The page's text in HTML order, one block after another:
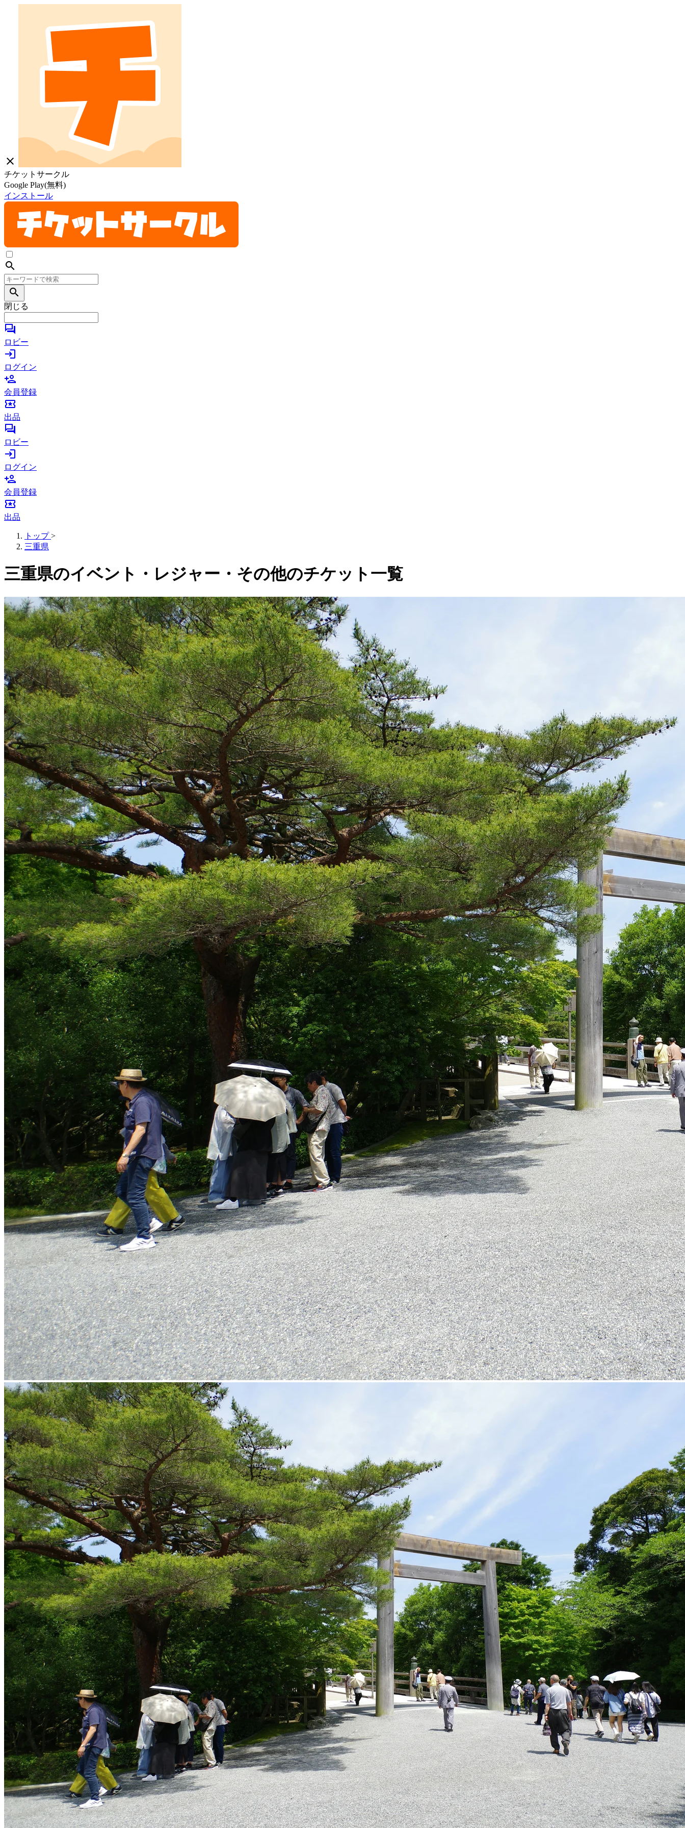
close
チケットサークル
Google Play(無料)
インストール
search
search
閉じる
forum
ロビー
login
ログイン
person_add
会員登録
local_activity
出品
forum
ロビー
login
ログイン
person_add
会員登録
local_activity
出品
トップ >
三重県
三重県のイベント・レジャー・その他のチケット一覧